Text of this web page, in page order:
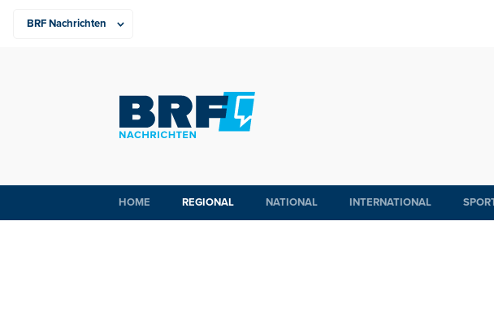
HOME REGIONAL NATIONAL INTERNATIONAL